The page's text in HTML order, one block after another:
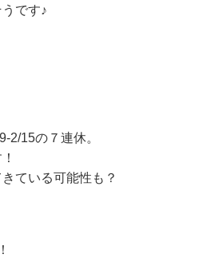
です♪
2/15の７連休。
ている可能性も？